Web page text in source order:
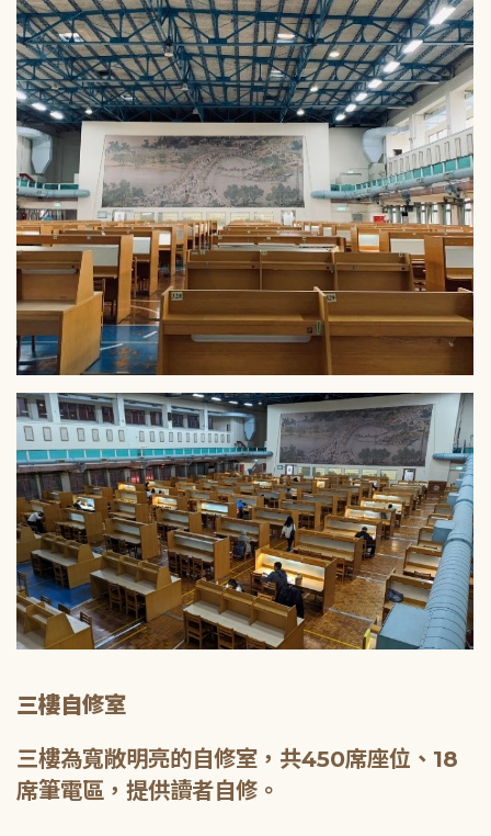
三樓自修室
三樓為寬敞明亮的自修室，共450席座位、18
席筆電區，提供讀者自修。